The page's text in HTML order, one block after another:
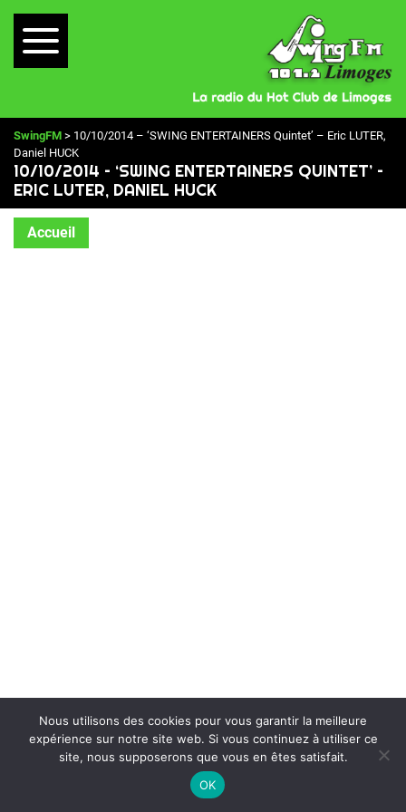
SwingFM > 10/10/2014 – ‘SWING ENTERTAINERS Quintet’ – Eric LUTER,
Daniel HUCK
10/10/2014 – ‘SWING ENTERTAINERS QUINTET’ –
ERIC LUTER, DANIEL HUCK
Accueil
On Air : COUNT BASIE
Nous utilisons des cookies pour vous garantir la meilleure
expérience sur notre site web. Si vous continuez à utiliser ce
site, nous supposerons que vous en êtes satisfait.
OK